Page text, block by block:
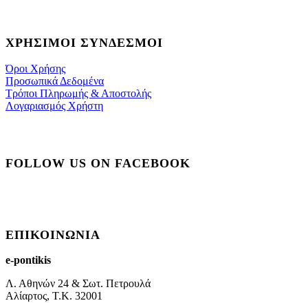
ΧΡΉΣΙΜΟΙ ΣΎΝΔΕΣΜΟΙ
Όροι Χρήσης
Προσωπικά Δεδομένα
Τρόποι Πληρωμής & Αποστολής
Λογαριασμός Χρήστη
FOLLOW US ON FACEBOOK
ΕΠΙΚΟΙΝΩΝΊΑ
e-pontikis
Λ. Αθηνών 24 & Σωτ. Πετρουλά
Αλίαρτος, Τ.Κ. 32001